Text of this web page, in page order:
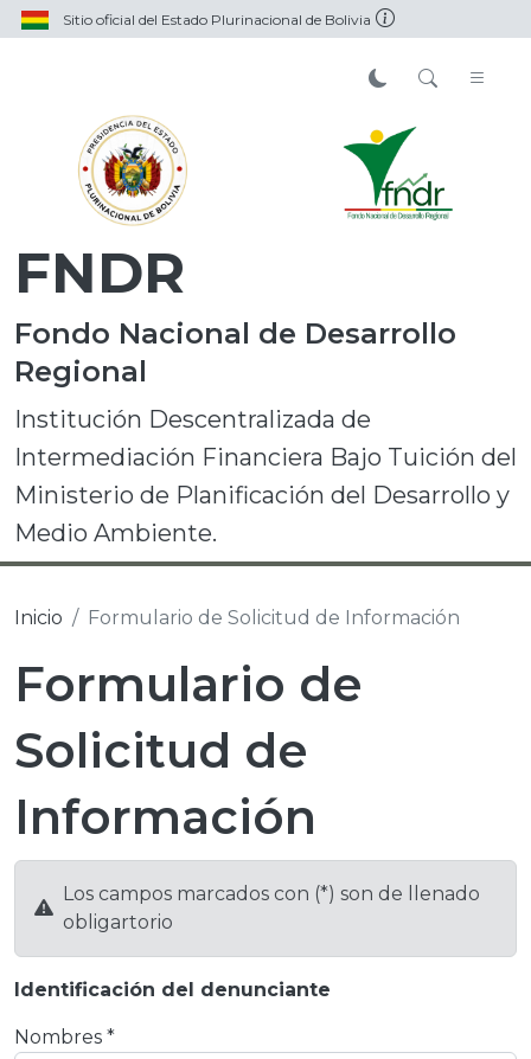
Sitio oficial del Estado Plurinacional de Bolivia
FNDR
Fondo Nacional de Desarrollo
Regional
Institución Descentralizada de
Intermediación Financiera Bajo Tuición del
Ministerio de Planificación del Desarrollo y
Medio Ambiente.
Inicio Formulario de Solicitud de Información
Formulario de
Solicitud de
Información
Los campos marcados con (*) son de llenado
obligartorio
Identificación del denunciante
Nombres *